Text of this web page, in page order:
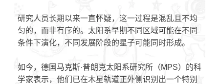
研究人员长期以来一直怀疑，这一过程是混乱且不均
匀的，而非有序的。太阳系早期不同区域可能在不同
条件下演化，不同发展阶段的星子可能同时形成。
如今，德国马克斯·普朗克太阳系研究所（MPS）的科
学家表示，他们已在木星轨道正外侧识别出一个特别